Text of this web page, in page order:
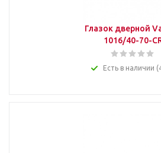
Глазок дверной
1016/40-70-
Есть в наличии